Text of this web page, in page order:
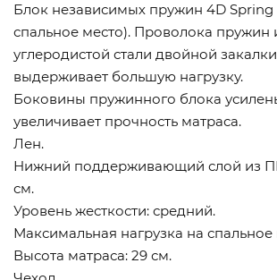
Блок независимых пружин 4D Spring
спальное место). Проволока пружин
углеродистой стали двойной
выдерживает большую нагрузку.
Боковины пружинного блока
увеличивает прочность матраса.
Лен.
Нижний поддерживающий слой из
см.
Уровень жесткости: средний.
Максимальная нагрузка на спальное
Высота матраса: 29 см.